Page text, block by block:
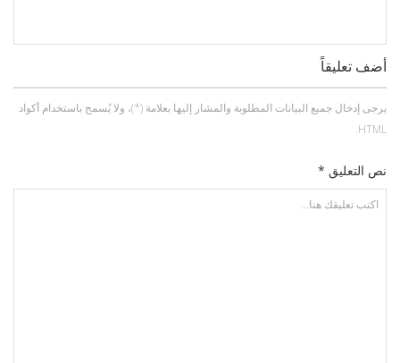
أضف تعليقاً
يرجى إدخال جميع البيانات المطلوبة والمشار إليها بعلامة (*)، ولا يُسمح باستخدام أكواد
HTML.
نص التعليق *